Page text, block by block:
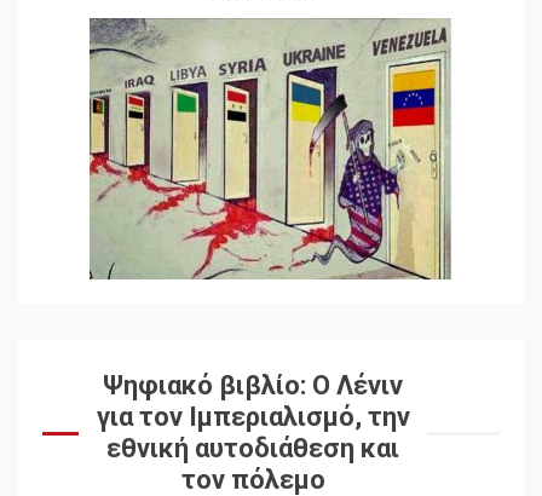
Ψηφιακό βιβλίο: Ο Λένιν
για τον Ιμπεριαλισμό, την
εθνική αυτοδιάθεση και
τον πόλεμο